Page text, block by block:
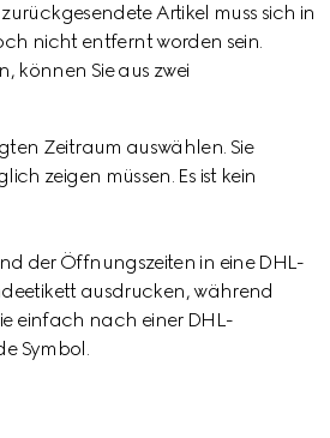
Artikel muss sich in
nicht entfernt worden sein.
können Sie aus zwei
Zeitraum auswählen. Sie
zeigen müssen. Es ist kein
der Öffnungszeiten in eine DHL-
ausdrucken, während
einfach nach einer DHL-
Symbol.